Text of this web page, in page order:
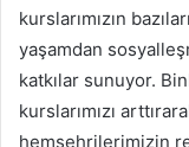
kurslarımızın
yaşamdan
katkılar sunuyor.
kurslarımızı
hemşehrilerimizin